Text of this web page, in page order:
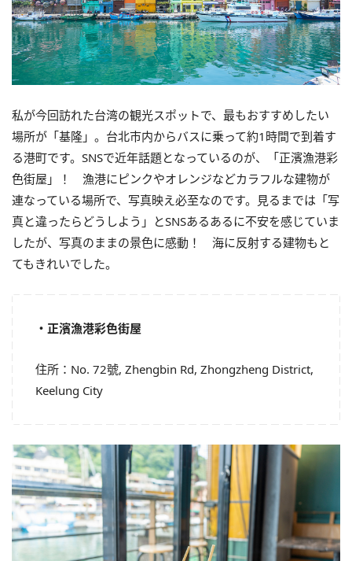
私が今回訪れた台湾の観光スポットで、最もおすすめしたい
場所が「基隆」。台北市内からバスに乗って約1時間で到着す
る港町です。SNSで近年話題となっているのが、「正濱漁港彩
色街屋」！ 漁港にピンクやオレンジなどカラフルな建物が
連なっている場所で、写真映え必至なのです。見るまでは「写
真と違ったらどうしよう」とSNSあるあるに不安を感じていま
したが、写真のままの景色に感動！ 海に反射する建物もと
てもきれいでした。
・正濱漁港彩色街屋
住所：No. 72號, Zhengbin Rd, Zhongzheng District,
Keelung City